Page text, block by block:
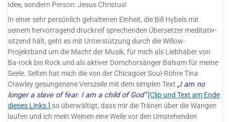
Idee, sondern Person: Jesus Christus!
In einer sehr persönlich gehaltenen Einheit, die Bill Hybels mit
seinem hervorragend druckreif sprechenden Übersetzer meditativ-
sitzend hält, geht es mit Unterstützung durch die Willow-
Projektband um die Macht der Musik, für mich als Liebhaber von
Ba-rock bis Rock und als aktiver Domchorsänger Balsam für meine
Seele. Selten hat mich die von der Chicagoer Soul-Röhre Tina
Crawley gesungenene Verszeile mit dem simplen Text „I am no
longer a slave of fear. I am a child of God“ [Clip und Text am Ende
dieses Links.] so überwältigt, dass mir die Tränen über die Wangen
laufen und ich mein Weinen eine Weile vor den Umstehenden